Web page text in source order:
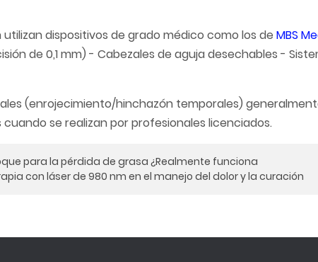
dispositivos de grado médico como los de MBS
de 0,1 mm) - Cabezales de aguja desechables -
(enrojecimiento/hinchazón temporales)
se realizan por profesionales licenciados.
para la pérdida de grasa ¿Realmente funciona
con láser de 980 nm en el manejo del dolor y la curación